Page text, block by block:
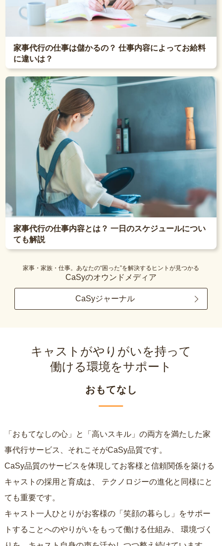
家事代行の仕事は儲かるの？ 仕事内容によってお給料
に違いは？
家事代行の仕事内容とは？ 一日のスケジュールについ
ても解説
家事・家族・仕事。あなたの“困った”を解決するヒントが見つかる
CaSyのオウンドメディア
CaSyジャーナル
キャストがやりがいを持って
働ける環境をサポート
おもてなし
「おもてなしの心」と「高いスキル」の両方を満たした家
事代行サービス、それこそがCaSy品質です。
CaSy品質のサービスを体現してお客様と信頼関係を築ける
キャストの採用と育成は、
ても重要です。
キャスト一人ひとりがお客様の「笑顔の暮らし」をサポー
トすることへのやりがいをもって働ける仕組み、